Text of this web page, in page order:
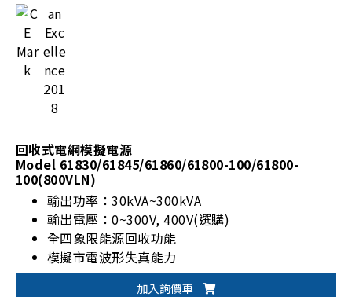
回收式電網模擬電源
Model 61830/61845/61860/61800-100/61800-
100(800VLN)
輸出功率：30kVA~300kVA
輸出電壓：0~300V, 400V(選購)
全四象限能源回收功能
模擬市電波形失真能力
加入詢價車